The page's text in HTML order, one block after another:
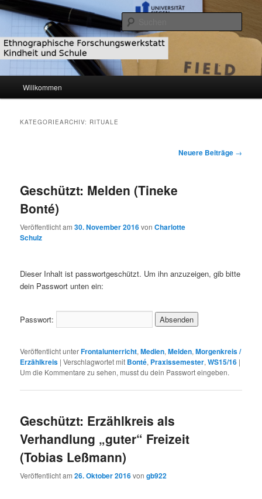
Zum
primären
springen
Zum
sekundären
springenEthnographische
Forschungswerkstatt Kindheit und
Schule
Willkommen
KATEGORIEARCHIV: RITUALE
Neuere Beiträge →
Geschützt: Melden (Tineke
Bonté)
Veröffentlicht am30. November 2016vonCharlotte
Schulz
Dieser Inhalt ist passwortgeschützt. Um ihn anzuzeigen, gib bitte
dein Passwort unten ein:
Passwort:
Veröffentlicht unterFrontalunterricht,Medien,Melden,Morgenkreis /
Erzählkreis |Verschlagwortet mit Bonté, Praxissemester,WS15/16 |
Um die Kommentare zu sehen, musst du dein Passwort eingeben.
Geschützt: Erzählkreis als
Verhandlung „guter“ Freizeit
(Tobias Leßmann)
Veröffentlicht am26. Oktober 2016vongb922